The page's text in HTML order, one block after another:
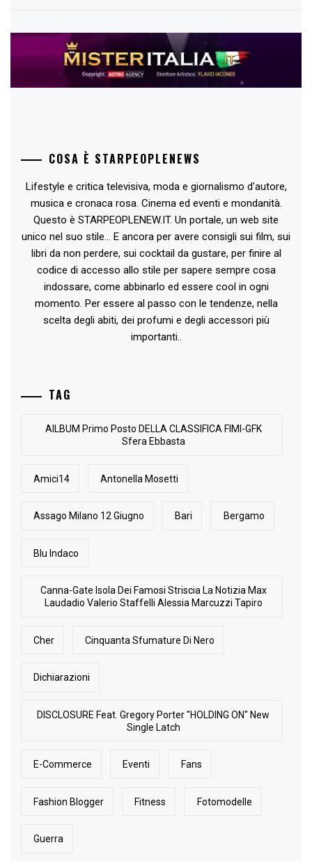
COSA È STARPEOPLENEWS
Lifestyle e critica televisiva, moda e giornalismo d'autore,
musica e cronaca rosa. Cinema ed eventi e mondanità.
Questo è STARPEOPLENEW.IT. Un portale, un web site
unico nel suo stile... E ancora per avere consigli sui film, sui
libri da non perdere, sui cocktail da gustare, per finire al
codice di accesso allo stile per sapere sempre cosa
indossare, come abbinarlo ed essere cool in ogni
momento. Per essere al passo con le tendenze, nella
scelta degli abiti, dei profumi e degli accessori più
importanti..
TAG
AlLBUM Primo Posto DELLA CLASSIFICA FIMI-GFK
Sfera Ebbasta
Amici14 Antonella Mosetti
Assago Milano 12 Giugno Bari Bergamo
Blu Indaco
Canna-Gate Isola Dei Famosi Striscia La Notizia Max
Laudadio Valerio Staffelli Alessia Marcuzzi Tapiro
Cher Cinquanta Sfumature Di Nero
Dichiarazioni
DISCLOSURE Feat. Gregory Porter "HOLDING ON" New
Single Latch
E-Commerce Eventi Fans
Fashion Blogger Fitness Fotomodelle
Guerra